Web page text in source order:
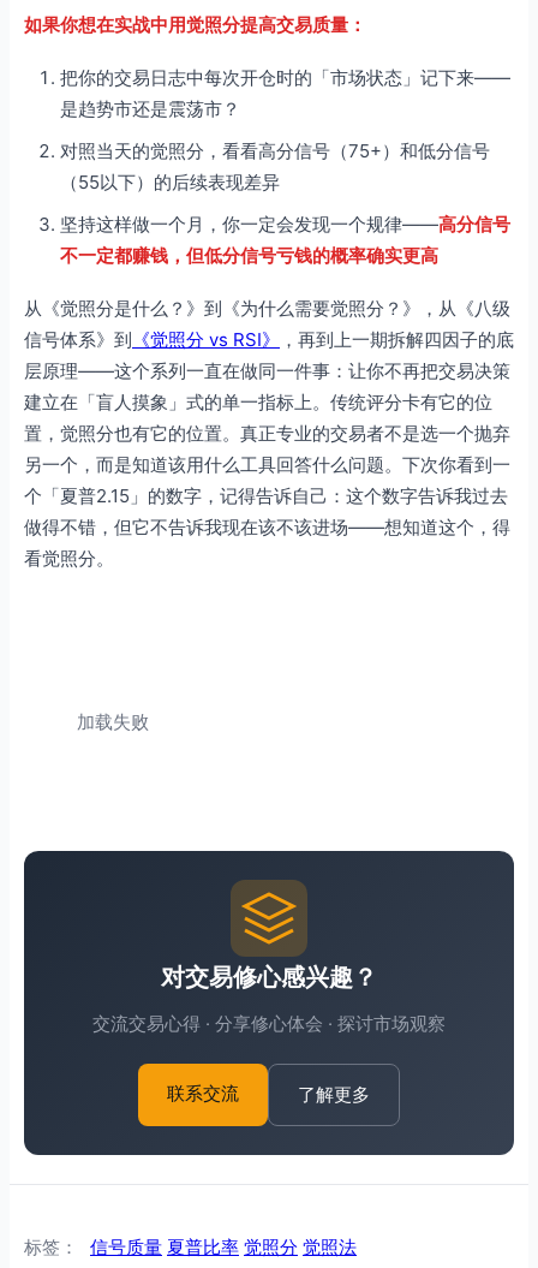
如果你想在实战中用觉照分提高交易质量：
把你的交易日志中每次开仓时的「市场状态」记下来——
是趋势市还是震荡市？
对照当天的觉照分，看看高分信号（75+）和低分信号
（55以下）的后续表现差异
坚持这样做一个月，你一定会发现一个规律——高分信号
不一定都赚钱，但低分信号亏钱的概率确实更高
从《觉照分是什么？》到《为什么需要觉照分？》，从《八级
信号体系》到 《觉照分 vs RSI》
，再到上一期拆解四因子的底
层原理——这个系列一直在做同一件事：让你不再把交易决策
建立在「盲人摸象」式的单一指标上。传统评分卡有它的位
置，觉照分也有它的位置。真正专业的交易者不是选一个抛弃
另一个，而是知道该用什么工具回答什么问题。下次你看到一
个「夏普2.15」的数字，记得告诉自己：这个数字告诉我过去
做得不错，但它不告诉我现在该不该进场——想知道这个，得
看觉照分。
加载失败
对交易修心感兴趣？
交流交易心得 · 分享修心体会 · 探讨市场观察
联系交流 了解更多
标签： 信号质量 夏普比率 觉照分 觉照法